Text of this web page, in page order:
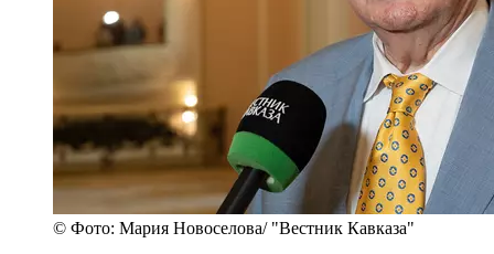
© Фото: Мария Новоселова/ "Вестник Кавказа"